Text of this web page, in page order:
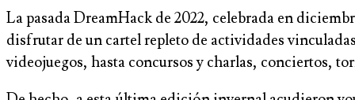
La pasada DreamHack de 2022, celebrada en
disfrutar de un cartel repleto de actividades
videojuegos, hasta concursos y charlas, conciertos,